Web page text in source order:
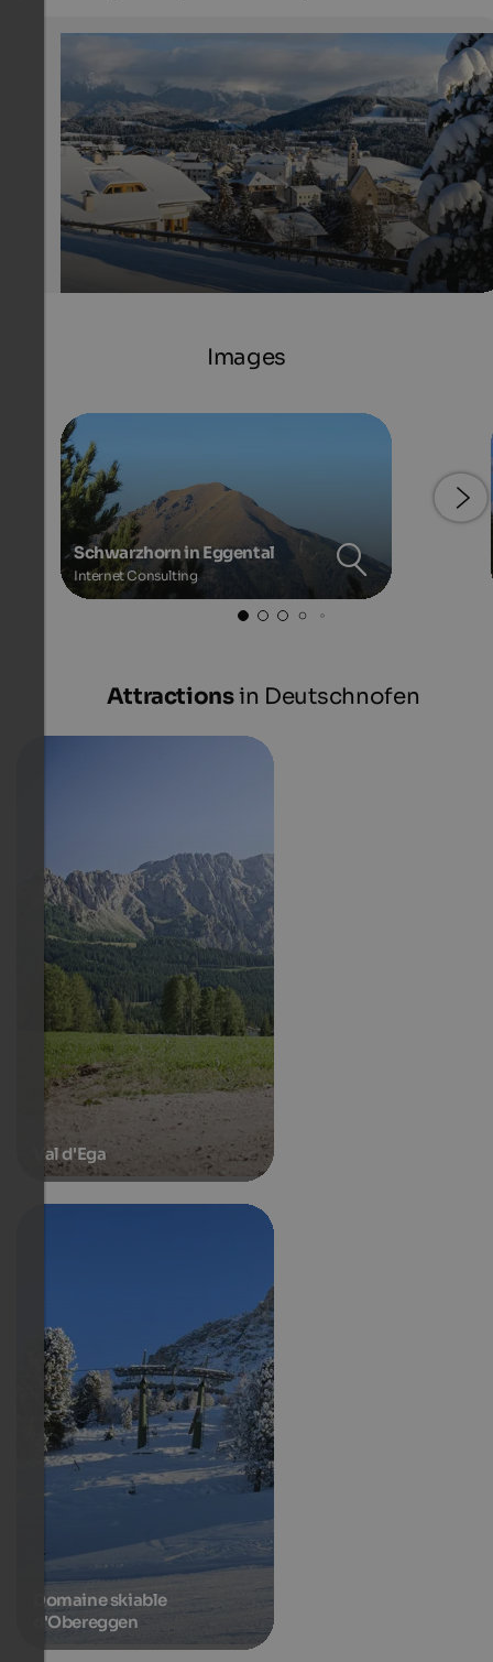
The picturesque village Deutschnofen in Eggental is
on a sunny high plateau and is a famous holiday
also in winter.
Valentin Pardeller - Eggental Tourismus
Images
Schwarzhorn in Eggental
Internet Consulting
Attractionsin Deutschnofen
Val d'Ega
Domaine skiable
d'Obereggen